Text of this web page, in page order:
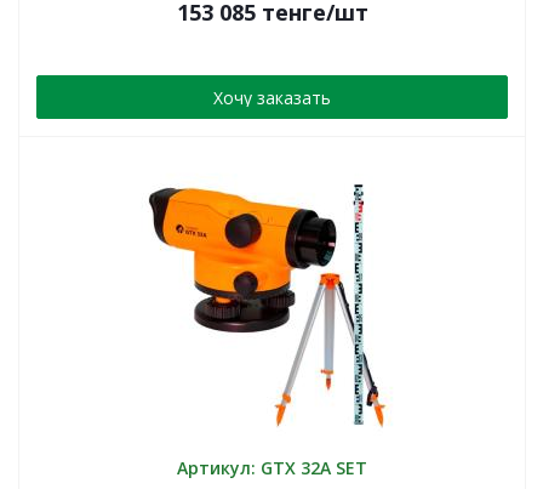
153 085тенге/шт
Хочу заказать
Артикул: GTX 32A SET